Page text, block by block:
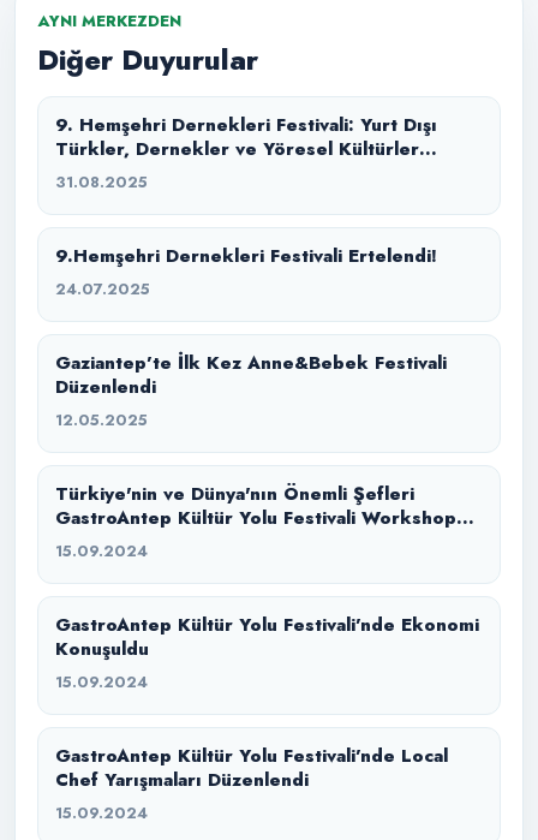
AYNI MERKEZDEN
Diğer Duyurular
9. Hemşehri Dernekleri Festivali: Yurt Dışı
Türkler, Dernekler ve Yöresel Kültürler
Buluşması
31.08.2025
9.Hemşehri Dernekleri Festivali Ertelendi!
24.07.2025
Gaziantep’te İlk Kez Anne&Bebek Festivali
Düzenlendi
12.05.2025
Türkiye'nin ve Dünya'nın Önemli Şefleri
GastroAntep Kültür Yolu Festivali Workshop
Mutfağında Bir Araya Geldi
15.09.2024
GastroAntep Kültür Yolu Festivali’nde Ekonomi
Konuşuldu
15.09.2024
GastroAntep Kültür Yolu Festivali’nde Local
Chef Yarışmaları Düzenlendi
15.09.2024